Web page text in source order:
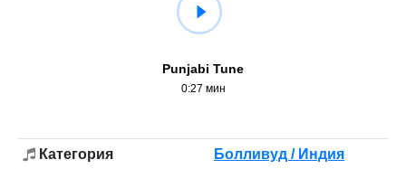
Punjabi Tune
0:27 мин
Категория Болливуд / Индия